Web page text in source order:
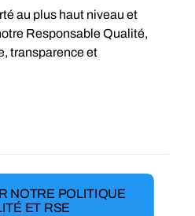
au plus haut niveau et
Responsable Qualité,
transparence et
NOTRE POLITIQUE
ET RSE